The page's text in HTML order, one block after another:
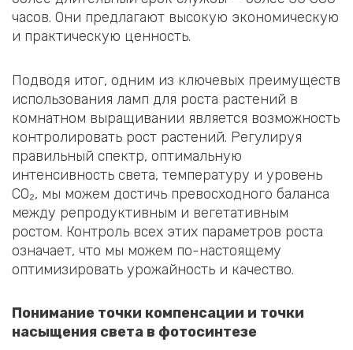
часов. Они предлагают высокую экономическую
и практическую ценность.
Подводя итог, одним из ключевых преимуществ
использования ламп для роста растений в
комнатном выращивании является возможность
контролировать рост растений. Регулируя
правильный спектр, оптимальную
интенсивность света, температуру и уровень
CO₂, мы можем достичь превосходного баланса
между репродуктивным и вегетативным
ростом. Контроль всех этих параметров роста
означает, что мы можем по-настоящему
оптимизировать урожайность и качество.
Понимание точки компенсации и точки
насыщения света в фотосинтезе